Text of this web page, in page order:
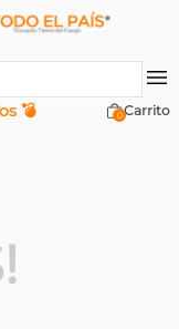
💣 0